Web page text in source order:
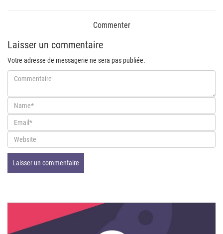
Commenter
Laisser un commentaire
Votre adresse de messagerie ne sera pas publiée.